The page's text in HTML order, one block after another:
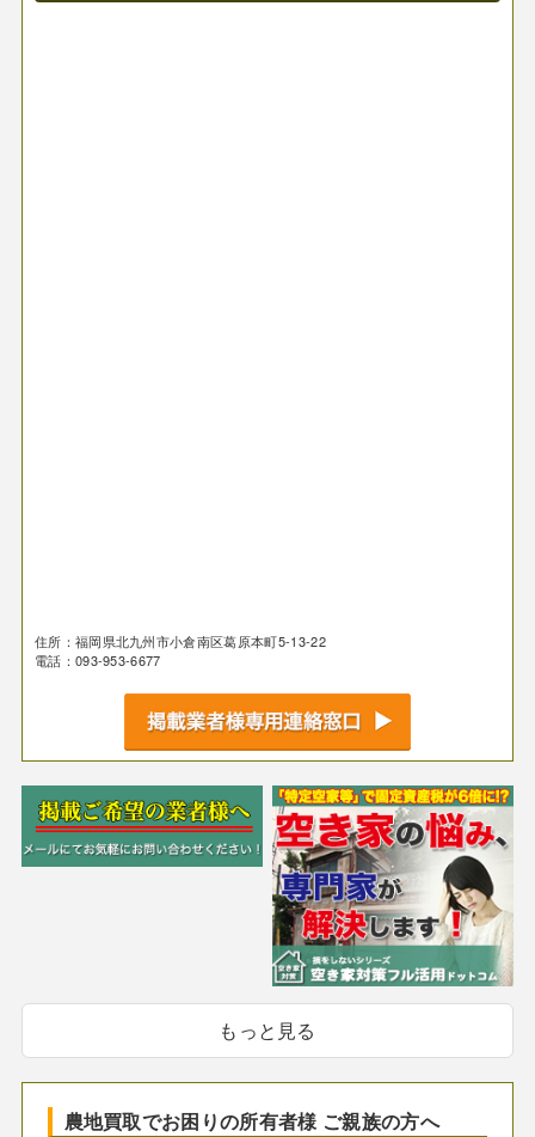
住所：福岡県北九州市小倉南区葛原本町5-13-22
電話：093-953-6677
もっと見る
農地買取でお困りの所有者様 ご親族の方へ